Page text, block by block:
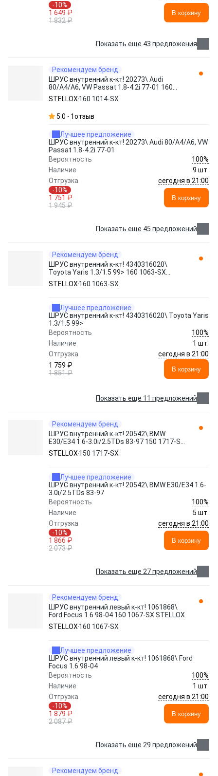
-10%
1 649 ₽
1 832 ₽
В корзину
Показать еще 43 предложения
Рекомендуем бренд
ШРУС внутренний к-кт! 20273\ Audi
80/A4/A6, VW Passat 1.8-4.2i 77-01 160
1014-SX STELLOX
STELLOX 160 1014-SX
5.0 1отзыв
Лучшее предложение
ШРУС внутренний к-кт! 20273\ Audi 80/A4/A6, VW
Passat 1.8-4.2i 77-01
Вероятность
100%
Наличие
9 шт.
Отгрузка
сегодня в 21:00
-10%
1 751 ₽
1 945 ₽
В корзину
Показать еще 45 предложений
Рекомендуем бренд
ШРУС внутренний к-кт! 4340316020\
Toyota Yaris 1.3/1.5 99> 160 1063-SX
STELLOX
STELLOX 160 1063-SX
Лучшее предложение
ШРУС внутренний к-кт! 4340316020\ Toyota Yaris
1.3/1.5 99>
Вероятность
100%
Наличие
1 шт.
Отгрузка
сегодня в 21:00
1 759 ₽
1 851 ₽
В корзину
Показать еще 11 предложений
Рекомендуем бренд
ШРУС внутренний к-кт! 20542\ BMW
E30/E34 1.6-3.0i/2.5TDs 83-97 150 1717-SX
STELLOX
STELLOX 150 1717-SX
Лучшее предложение
ШРУС внутренний к-кт! 20542\ BMW E30/E34 1.6-
3.0i/2.5TDs 83-97
Вероятность
100%
Наличие
5 шт.
Отгрузка
сегодня в 21:00
-10%
1 866 ₽
2 073 ₽
В корзину
Показать еще 27 предложений
Рекомендуем бренд
ШРУС внутренний левый к-кт! 1061868\
Ford Focus 1.6 98-04 160 1067-SX STELLOX
STELLOX 160 1067-SX
Лучшее предложение
ШРУС внутренний левый к-кт! 1061868\ Ford
Focus 1.6 98-04
Вероятность
100%
Наличие
1 шт.
Отгрузка
сегодня в 21:00
-10%
1 879 ₽
2 087 ₽
В корзину
Показать еще 29 предложений
Рекомендуем бренд